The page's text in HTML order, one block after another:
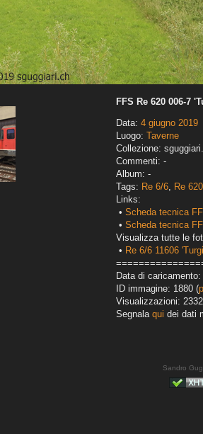
FFS Re 620 006-7
Data: 4 giugno 2019
Luogo: Taverne
Collezione:
Commenti: -
Album: -
Tags: Re 6/6, Re 620
Links:
• Scheda tecnica
• Scheda tecnica
Visualizza tutte le
• Re 6/6 11606
Data di
ID immagine: 1880 (
Visualizzazioni: 2332
Segnala qui dei dati
Sandro